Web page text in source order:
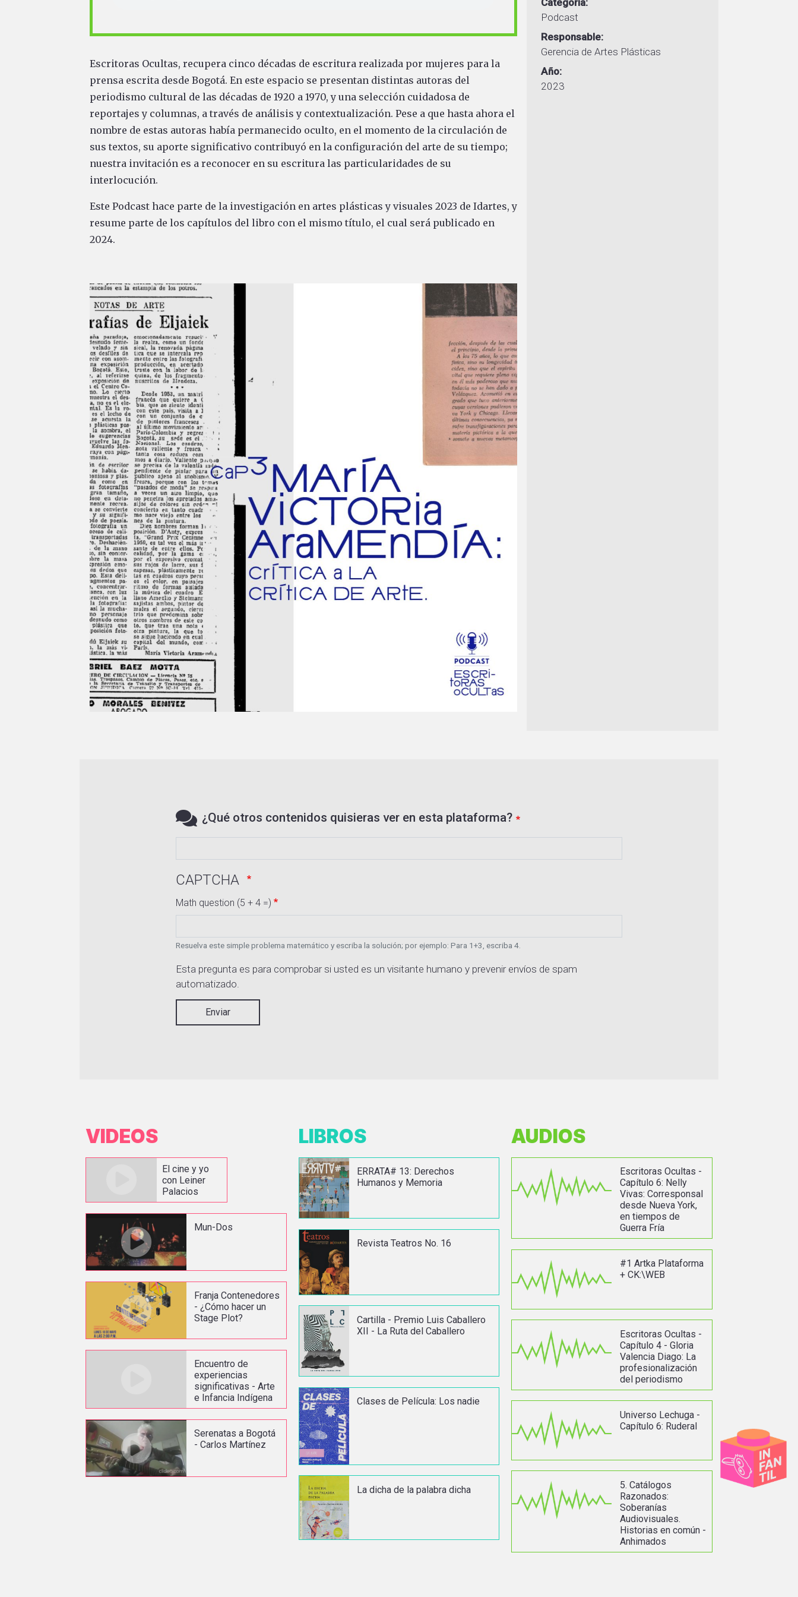
Escritoras Ocultas, recupera cinco décadas de escritura realizada por mujeres para la
prensa escrita desde Bogotá. En este espacio se presentan distintas autoras del
periodismo cultural de las décadas de 1920 a 1970, y una selección cuidadosa de
reportajes y columnas, a través de análisis y contextualización. Pese a que hasta ahora el
nombre de estas autoras había permanecido oculto, en el momento de la circulación de
sus textos, su aporte significativo contribuyó en la configuración del arte de su tiempo;
nuestra invitación es a reconocer en su escritura las particularidades de su
interlocución.
Este Podcast hace parte de la investigación en artes plásticas y visuales 2023 de Idartes, y
resume parte de los capítulos del libro con el mismo título, el cual será publicado en
2024.
Categoría
Podcast
Responsable
Gerencia de Artes Plásticas
Año
2023
¿Qué otros contenidos quisieras ver en esta plataforma?
CAPTCHA
Math question (5 + 4 =)
Resuelva este simple problema matemático y escriba la solución; por ejemplo: Para 1+3, escriba 4.
Esta pregunta es para comprobar si usted es un visitante humano y prevenir envíos de spam
automatizado.
Enviar
VIDEOS
El cine y yo
con Leiner
Palacios
Mun-Dos
Franja Contenedores
- ¿Cómo hacer un
Stage Plot?
Encuentro de
experiencias
significativas - Arte
e Infancia Indígena
Serenatas a Bogotá
- Carlos Martínez
LIBROS
ERRATA# 13: Derechos
Humanos y Memoria
Revista Teatros No. 16
Cartilla - Premio Luis Caballero
XII - La Ruta del Caballero
Clases de Película: Los nadie
La dicha de la palabra dicha
AUDIOS
Escritoras Ocultas -
Capítulo 6: Nelly
Vivas: Corresponsal
desde Nueva York,
en tiempos de
Guerra Fría
#1 Artka Plataforma
+ CK:\WEB
Escritoras Ocultas -
Capítulo 4 - Gloria
Valencia Diago: La
profesionalización
del periodismo
Universo Lechuga -
Capítulo 6: Ruderal
5. Catálogos
Razonados:
Soberanías
Audiovisuales.
Historias en común -
Anhimados